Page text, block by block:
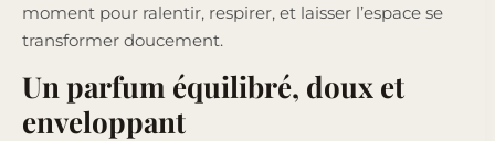
moment pour ralentir, respirer, et laisser l’espace se
transformer doucement.
Un parfum équilibré, doux et
enveloppant